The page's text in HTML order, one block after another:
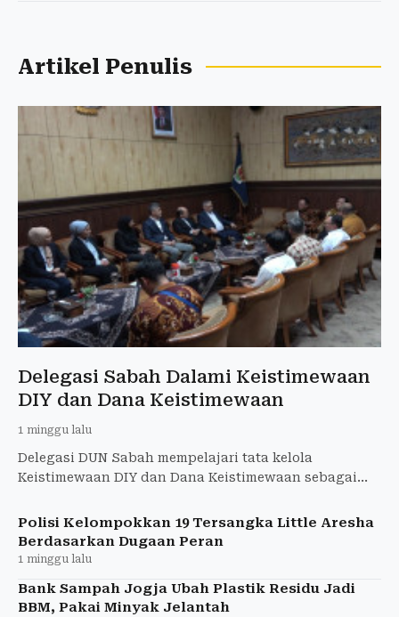
Artikel Penulis
Delegasi Sabah Dalami Keistimewaan
DIY dan Dana Keistimewaan
1 minggu lalu
Delegasi DUN Sabah mempelajari tata kelola
Keistimewaan DIY dan Dana Keistimewaan sebagai
Polisi Kelompokkan 19 Tersangka Little Aresha
Berdasarkan Dugaan Peran
1 minggu lalu
Bank Sampah Jogja Ubah Plastik Residu Jadi
BBM, Pakai Minyak Jelantah